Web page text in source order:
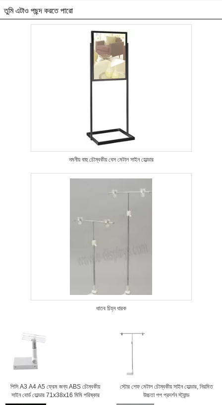
তুমি এটাও পছন্দ করতে পারো
নমনীয় বাহু চৌম্বকীয় বেস মেটাল সাইন হোল্ডার
ধাতব চিহ্ন ধারক
পিসি A3 A4 A5 ফ্রেম জন্য ABS চৌম্বকীয়
সাইন বোর্ড হোল্ডার 71x38x16 মিমি পরিষ্কার
স্টোর শেফ মেটাল চৌম্বকীয় সাইন হোল্ডার, নিয়মিত
উচ্চতা পপ প্রদর্শন স্ট্যান্ড